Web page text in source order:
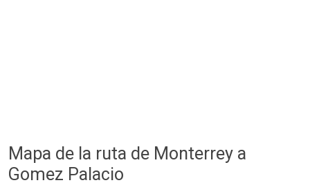
Mapa de la ruta de Monterrey a
Gomez Palacio